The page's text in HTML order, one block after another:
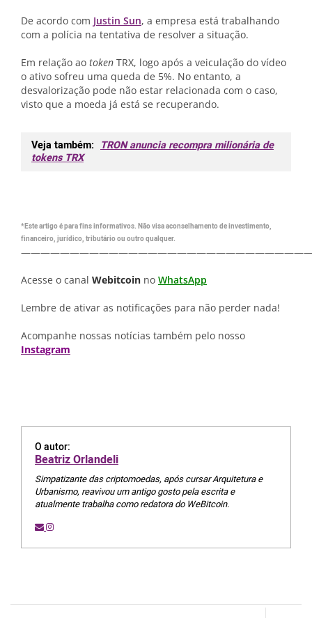
De acordo com Justin Sun, a empresa está trabalhando
com a polícia na tentativa de resolver a situação.
Em relação ao token TRX, logo após a veiculação do vídeo
o ativo sofreu uma queda de 5%. No entanto, a
desvalorização pode não estar relacionada com o caso,
visto que a moeda já está se recuperando.
Veja também: TRON anuncia recompra milionária de
tokens TRX
*Este artigo é para fins informativos. Não visa aconselhamento de investimento,
financeiro, jurídico, tributário ou outro qualquer.
Acesse o canal Webitcoin no WhatsApp
Lembre de ativar as notificações para não perder nada!
Acompanhe nossas notícias também pelo nosso
Instagram
O autor:
Beatriz Orlandeli
Simpatizante das criptomoedas, após cursar Arquitetura e
Urbanismo, reavivou um antigo gosto pela escrita e
atualmente trabalha como redatora do WeBitcoin.